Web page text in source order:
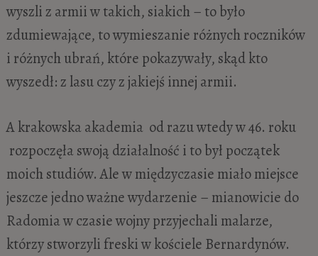
wyszli z armii w takich, siakich – to było
zdumiewające, to wymieszanie różnych roczników
i różnych ubrań, które pokazywały, skąd kto
wyszedł: z lasu czy z jakiejś innej armii.
A krakowska akademia od razu wtedy w 46. roku
rozpoczęła swoją działalność i to był początek
moich studiów. Ale w międzyczasie miało miejsce
jeszcze jedno ważne wydarzenie – mianowicie do
Radomia w czasie wojny przyjechali malarze,
którzy stworzyli freski w kościele Bernardynów.